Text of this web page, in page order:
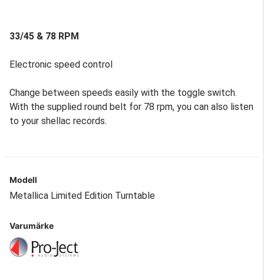
33/45 & 78 RPM
Electronic speed control
Change between speeds easily with the toggle switch.
With the supplied round belt for 78 rpm, you can also listen
to your shellac records.
Modell
Metallica Limited Edition Turntable
Varumärke